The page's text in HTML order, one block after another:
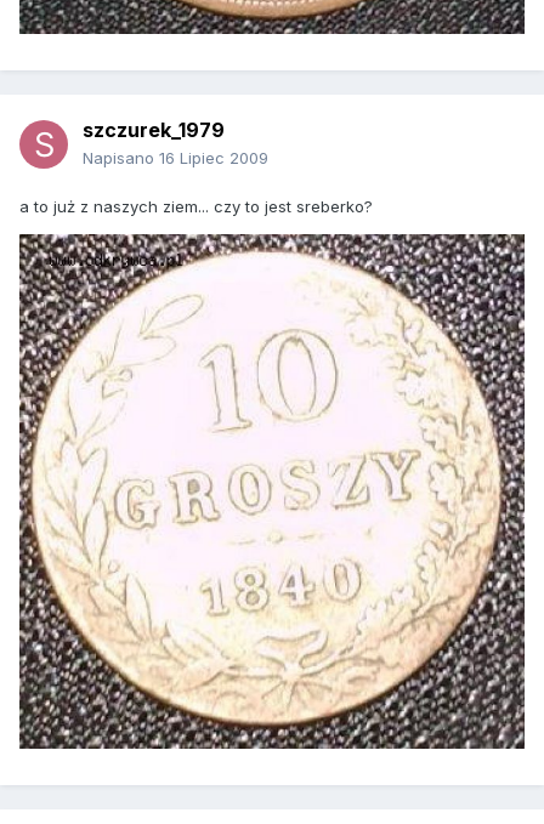
szczurek_1979
Napisano 16 Lipiec 2009
a to już z naszych ziem... czy to jest sreberko?